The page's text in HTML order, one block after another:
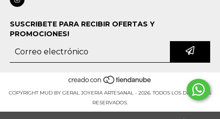
SUSCRIBETE PARA RECIBIR OFERTAS Y
PROMOCIONES!
COPYRIGHT MUD BY GERAL JOYERIA ARTESANAL - 2026. TODOS LOS DERECHOS
RESERVADOS.